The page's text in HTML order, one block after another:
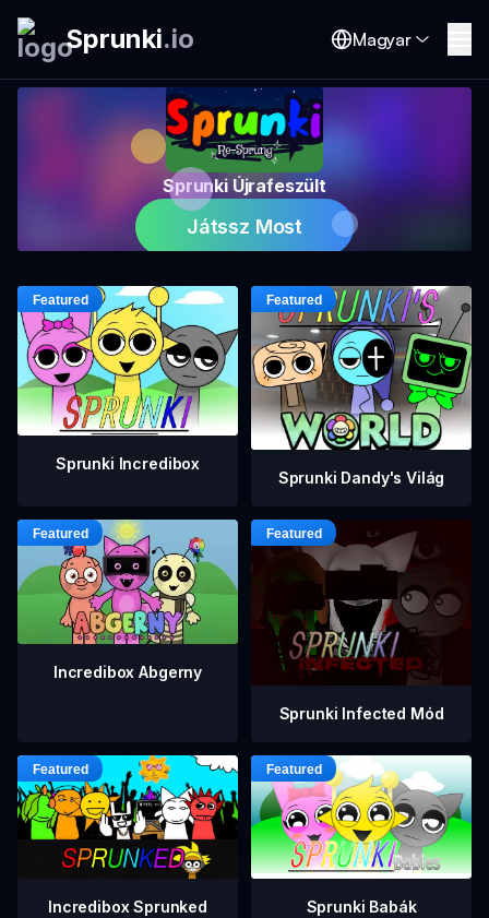
Sprunki.io Magyar
Sprunki Újrafeszült
Játssz Most
Sprunki Incredibox
Sprunki Dandy's Világ
Incredibox Abgerny
Sprunki Infected Mód
Incredibox Sprunked Sprunki Babák